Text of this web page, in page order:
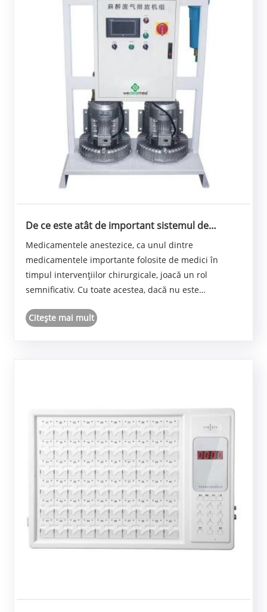
De ce este atât de important sistemul de
Medicamentele anestezice, ca unul dintre
medicamentele importante folosite de medici în
timpul intervențiilor chirurgicale, joacă un rol
semnificativ. Cu toate acestea, dacă nu este
există riscul de inhalare accidentală.
Citeşte mai mult